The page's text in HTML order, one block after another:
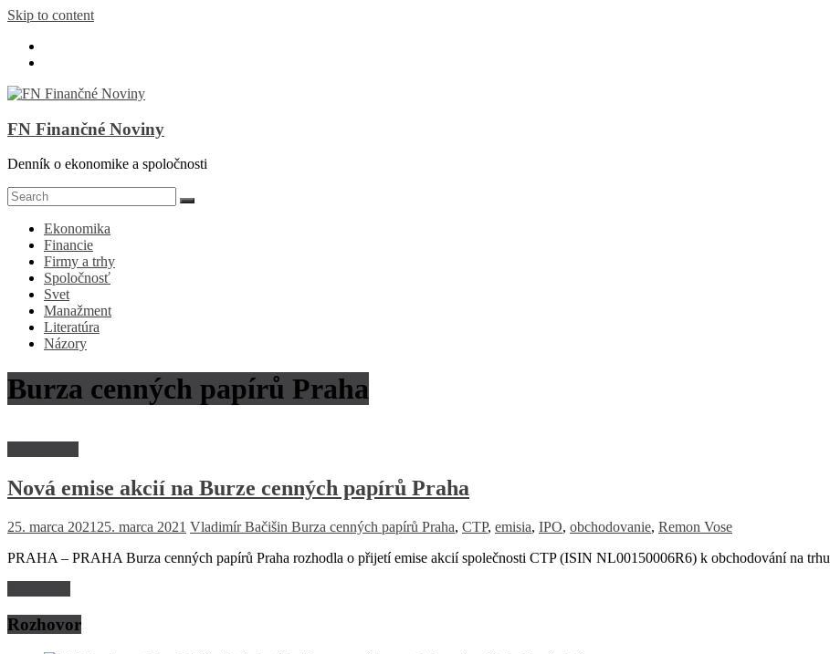
Skip to content
FN Finančné Noviny
Denník o ekonomike a spoločnosti
Ekonomika
Financie
Firmy a trhy
Spoločnosť
Svet
Manažment
Literatúra
Názory
Burza cenných papírů Praha
Nová emise akcií na Burze cenných papírů Praha
25. marca 2021 25. marca 2021 Vladimír Bačišin Burza cenných papírů Praha, CTP, emisia, IPO, obchodovanie, Remon Vose
PRAHA – PRAHA Burza cenných papírů Praha rozhodla o přijetí emise akcií společnosti CTP (ISIN NL00150006R6) k obchodování na trhu
Rozhovor